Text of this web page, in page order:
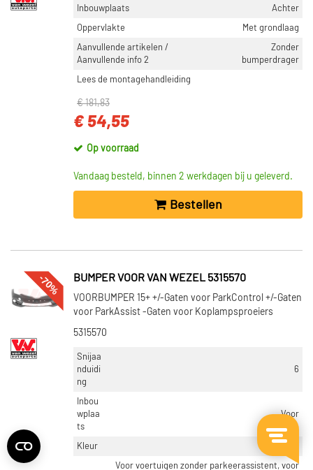
Inbouwplaats
Achter
Oppervlakte
Met grondlaag
Aanvullende artikelen /
Aanvullende info 2
Zonder
bumperdrager
Lees de montagehandleiding
€ 181,83
€ 54,55
Op voorraad
Vandaag besteld, binnen 2 werkdagen bij u geleverd.
Bestellen
-70% BUMPER VOOR VAN WEZEL 5315570
VOORBUMPER 15+ +/-Gaten voor ParkControl +/-Gaten
voor ParkAssist -Gaten voor Koplampsproeiers
5315570
Snijaa
nduidi
ng
6
Inbou
wplaa
ts
Voor
Kleur
Voor voertuigen zonder parkeerassistent, voor